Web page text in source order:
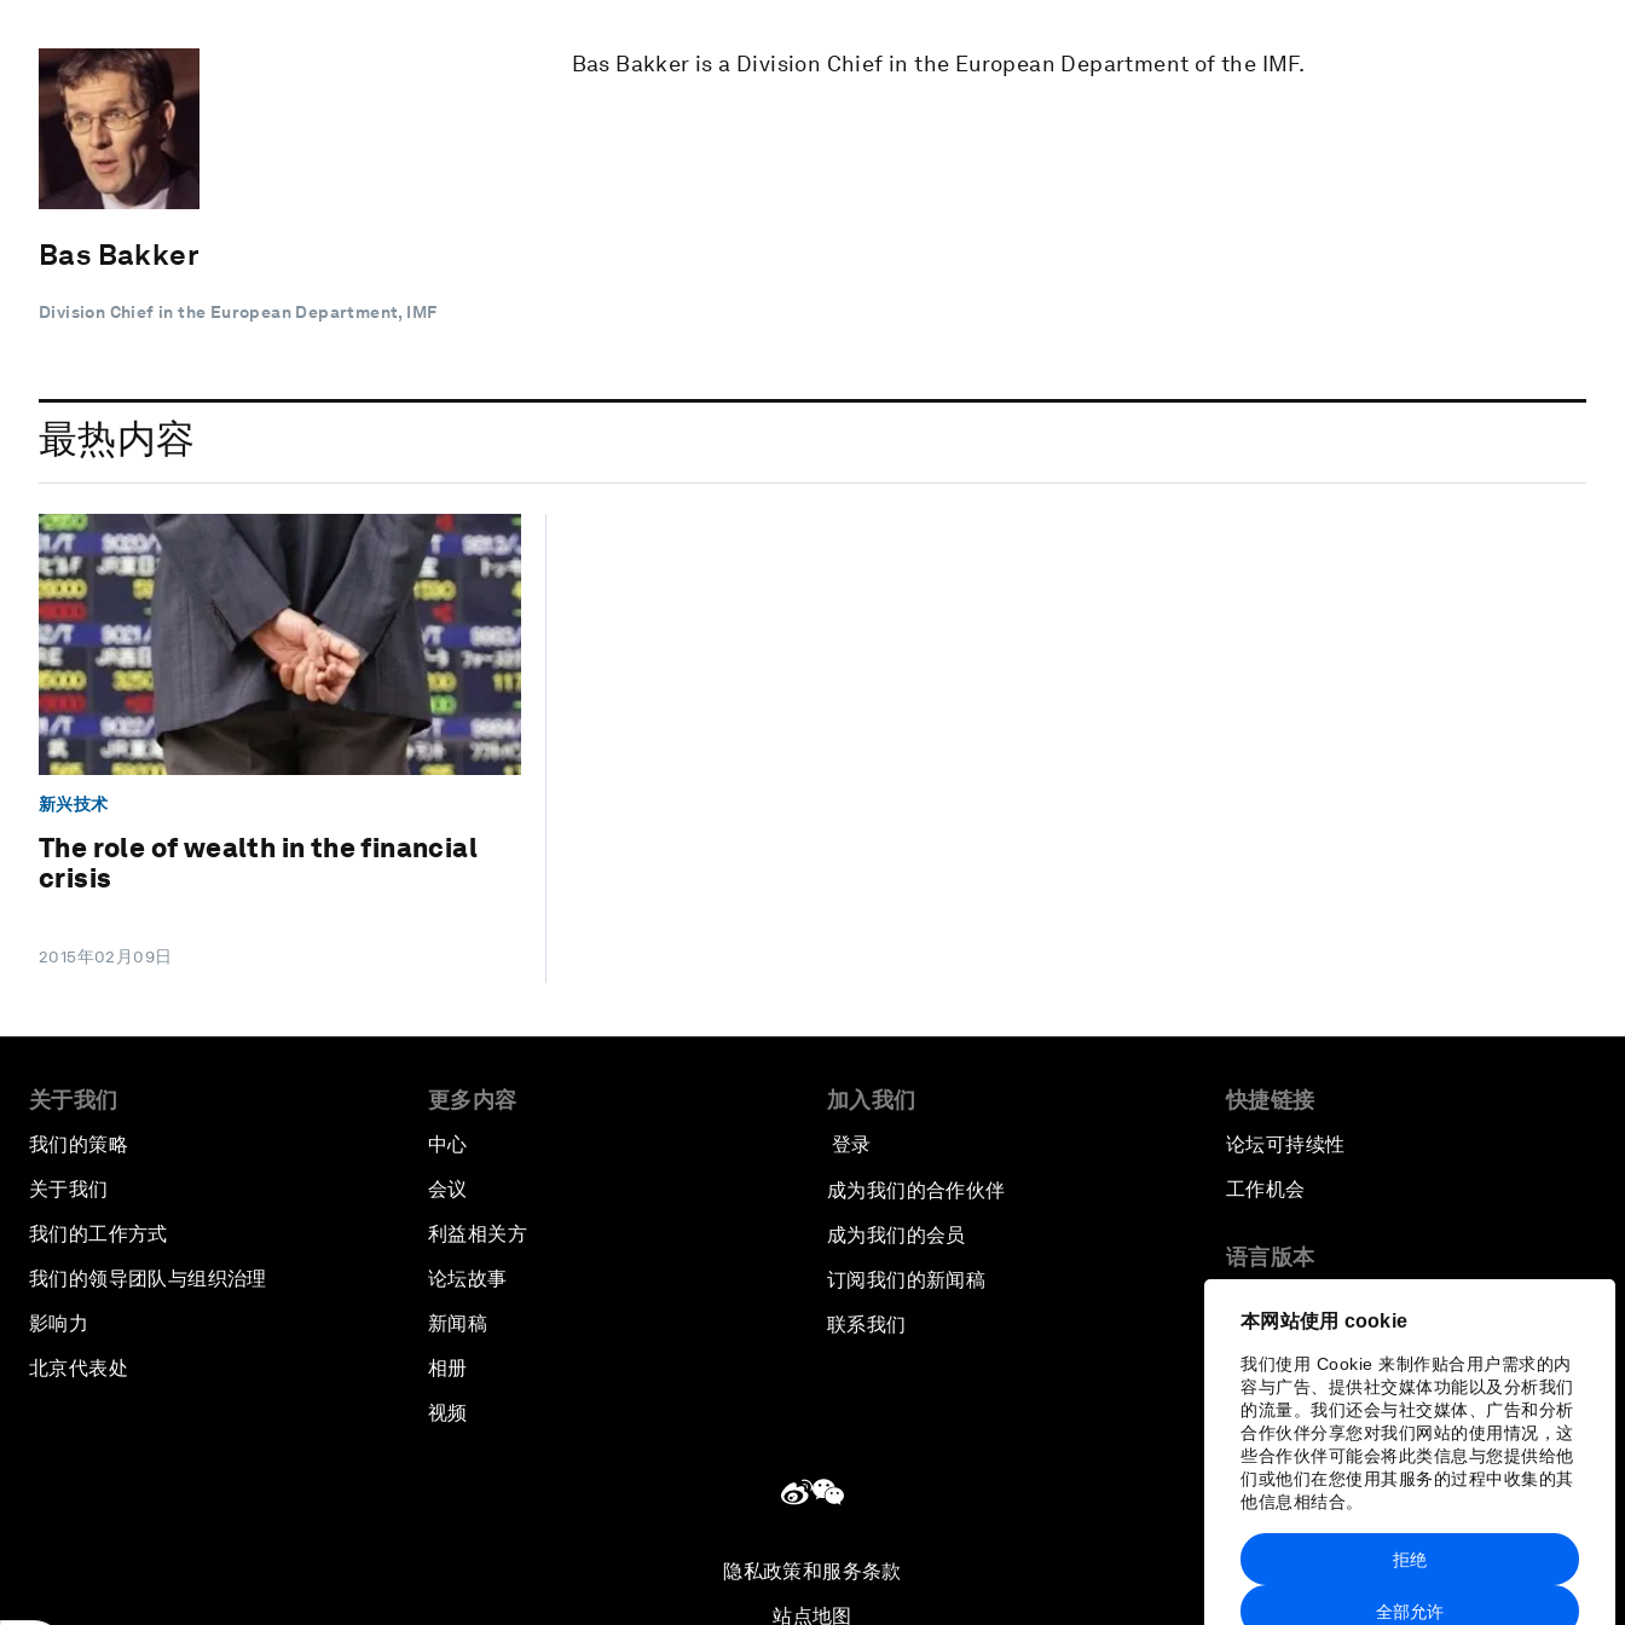
本网站使用 cookie
我们使用 Cookie 来制作贴合用户需求的内
容与广告、提供社交媒体功能以及分析我们
的流量。我们还会与社交媒体、广告和分析
合作伙伴分享您对我们网站的使用情况，这
些合作伙伴可能会将此类信息与您提供给他
们或他们在您使用其服务的过程中收集的其
他信息相结合。
全部允许
拒绝
Bas Bakker
Division Chief in the European Department, IMF
Bas Bakker is a Division Chief in the European Department of the IMF.
最热内容
新兴技术
The role of wealth in the financial
crisis
2015年02月09日
关于我们
我们的策略
关于我们
我们的工作方式
我们的领导团队与组织治理
影响力
北京代表处
更多内容
中心
会议
利益相关方
论坛故事
新闻稿
相册
视频
加入我们
登录
成为我们的合作伙伴
成为我们的会员
订阅我们的新闻稿
联系我们
快捷链接
论坛可持续性
工作机会
语言版本
隐私政策和服务条款
站点地图